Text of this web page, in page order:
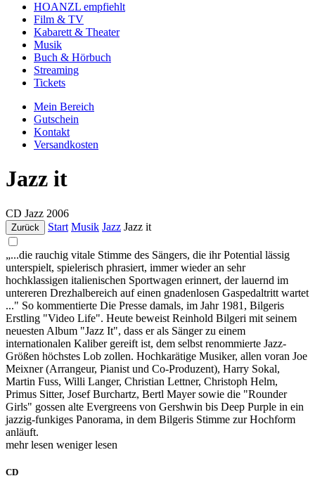
HOANZL empfiehlt
Film & TV
Kabarett & Theater
Musik
Buch & Hörbuch
Streaming
Tickets
Mein Bereich
Gutschein
Kontakt
Versandkosten
Jazz it
CD Jazz 2006
Zurück Start Musik Jazz Jazz it
„...die rauchig vitale Stimme des Sängers, die ihr Potential lässig
unterspielt, spielerisch phrasiert, immer wieder an sehr
hochklassigen italienischen Sportwagen erinnert, der lauernd im
untereren Drezhalbereich auf einen gnadenlosen Gaspedaltritt wartet
..." So kommentierte Die Presse damals, im Jahr 1981, Bilgeris
Erstling "Video Life". Heute beweist Reinhold Bilgeri mit seinem
neuesten Album "Jazz It", dass er als Sänger zu einem
internationalen Kaliber gereift ist, dem selbst renommierte Jazz-
Größen höchstes Lob zollen. Hochkarätige Musiker, allen voran Joe
Meixner (Arrangeur, Pianist und Co-Produzent), Harry Sokal,
Martin Fuss, Willi Langer, Christian Lettner, Christoph Helm,
Primus Sitter, Josef Burchartz, Bertl Mayer sowie die "Rounder
Girls" gossen alte Evergreens von Gershwin bis Deep Purple in ein
jazzig-funkiges Panorama, in dem Bilgeris Stimme zur Hochform
anläuft.
mehr lesen weniger lesen
CD